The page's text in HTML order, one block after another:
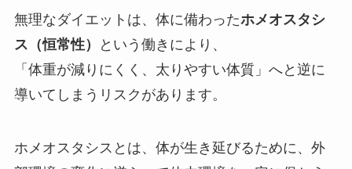
無理なダイエットは、体に備わったホメオスタシ
ス（恒常性）
という働きにより、
「体重が減りにくく、太りやすい体質」へと逆に
導いてしまうリスクがあります。
ホメオスタシスとは、体が生き延びるために、外